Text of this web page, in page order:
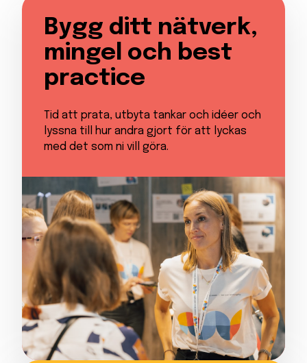
Bygg ditt nätverk,
mingel och best
practice
Tid att prata, utbyta tankar och idéer och
lyssna till hur andra gjort för att lyckas
med det som ni vill göra.